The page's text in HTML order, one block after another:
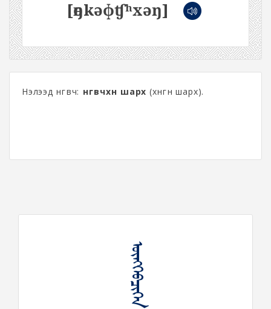
[өŋkəɸʧʰxəŋ]
Нэлээд өнгөвч: өнгөвчхөн шарх (хөнгөн шарх).
ᠥᠩᠭᠡᠪᠴᠢᠬᠡᠨ